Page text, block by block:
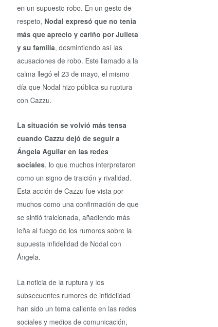
en un supuesto robo. En un gesto de
respeto, Nodal expresó que no tenía
más que aprecio y cariño por Julieta
y su familia, desmintiendo así las
acusaciones de robo. Este llamado a la
calma llegó el 23 de mayo, el mismo
día que Nodal hizo pública su ruptura
con Cazzu.
La situación se volvió más tensa
cuando Cazzu dejó de seguir a
Ángela Aguilar en las redes
sociales, lo que muchos interpretaron
como un signo de traición y rivalidad.
Esta acción de Cazzu fue vista por
muchos como una confirmación de que
se sintió traicionada, añadiendo más
leña al fuego de los rumores sobre la
supuesta infidelidad de Nodal con
Ángela.
La noticia de la ruptura y los
subsecuentes rumores de infidelidad
han sido un tema caliente en las redes
sociales y medios de comunicación,